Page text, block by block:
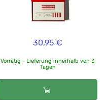
30,95 €
Vorrätig - Lieferung innerhalb von 3
Tagen